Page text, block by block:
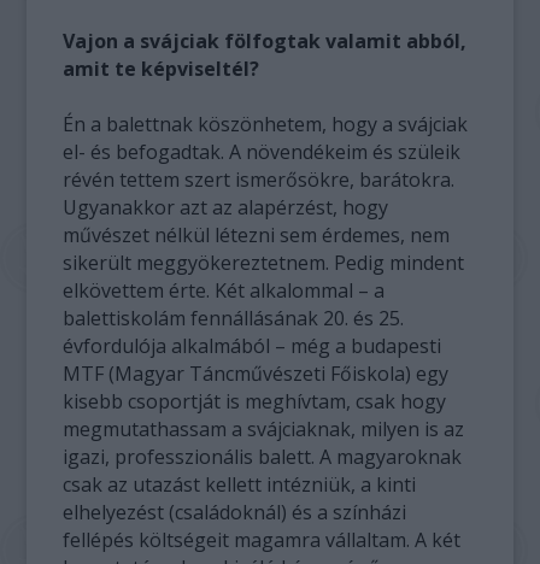
Vajon a svájciak fölfogtak valamit abból,
amit te képviseltél?
Én a balettnak köszönhetem, hogy a svájciak
el- és befogadtak. A növendékeim és szüleik
révén tettem szert ismerősökre, barátokra.
Ugyanakkor azt az alapérzést, hogy
művészet nélkül létezni sem érdemes, nem
sikerült meggyökereztetnem. Pedig mindent
elkövettem érte. Két alkalommal – a
balettiskolám fennállásának 20. és 25.
évfordulója alkalmából – még a budapesti
MTF (Magyar Táncművészeti Főiskola) egy
kisebb csoportját is meghívtam, csak hogy
megmutathassam a svájciaknak, milyen is az
igazi, professzionális balett. A magyaroknak
csak az utazást kellett intézniük, a kinti
elhelyezést (családoknál) és a színházi
fellépés költségeit magamra vállaltam. A két